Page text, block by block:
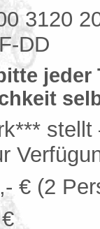
3120
DD
jeder
€ (2